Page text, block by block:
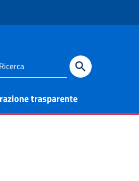
trasparente